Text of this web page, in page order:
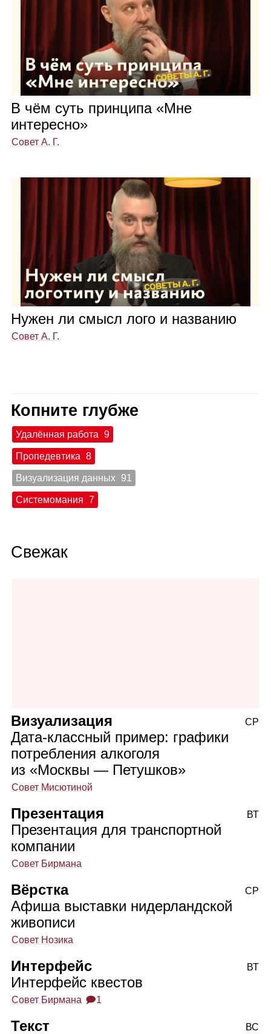
В чём суть прин­ципа «Мне
инте­ресно»
Совет А. Г.
Нужен ли смысл лого и назва­нию
Совет А. Г.
Копните глубже
Удалённая работа 9
Пропедевтика 8
Визуализация данных 91
Системомания 7
Свежак
Визуализация
Дата‑классный пример: графики
потребления алкоголя
из «Москвы — Петушков»
Совет Мисютиной
СР
Презентация
Презентация для транспортной
компании
Совет Бирмана
ВТ
Вёрстка
Афиша выставки нидерландской
живописи
Совет Нозика
СР
Интерфейс
Интерфейс квестов
Совет Бирмана 🗩1
ВТ
Текст
ВС